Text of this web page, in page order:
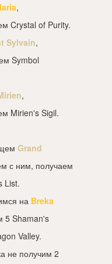
,
Crystal of Purity.
Sylvain,
Symbol
,
Mirien's Sigil.
Grand
с ним, получаем
List.
на Breka
5 Shaman's
Valley.
не получим 2